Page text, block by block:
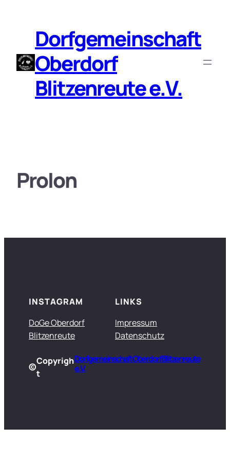
springenDorfgemeinschaft
Oberdorf
Blitzenreute e.V.
ProIon
INSTAGRAM
DoGe Oberdorf
Blitzenreute
LINKS
Impressum
Datenschutz
©
Copyrigh
t
Dorfgemeinschaft Oberdorf Blitzenreute
e.V.